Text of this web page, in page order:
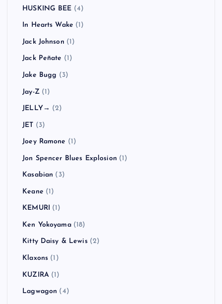
HUSKING BEE (4)
In Hearts Wake (1)
Jack Johnson (1)
Jack Peñate (1)
Jake Bugg (3)
Jay-Z(1)
JELLY→ (2)
JET (3)
Joey Ramone (1)
Jon Spencer Blues Explosion (1)
Kasabian (3)
Keane (1)
KEMURI (1)
Ken Yokoyama(18)
Kitty Daisy & Lewis(2)
Klaxons (1)
KUZIRA(1)
Lagwagon (4)